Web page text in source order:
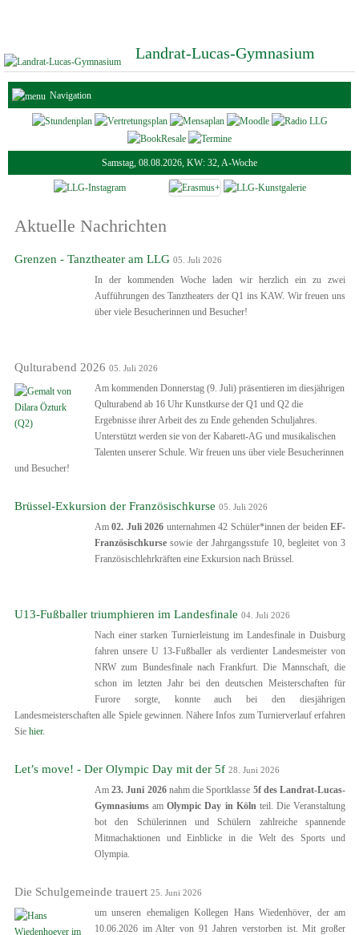
Landrat-Lucas-Gymnasium
Navigation
Samstag, 08.08.2026, KW: 32, A-Woche
Aktuelle Nachrichten
Grenzen - Tanztheater am LLG 05. Juli 2026
In der kommenden Woche laden wir herzlich ein zu zwei
Aufführungen des Tanztheaters der Q1 ins KAW. Wir freuen uns
über viele Besucherinnen und Besucher!
Qulturabend 2026 05. Juli 2026
Am kommenden Donnerstag (9. Juli) präsentieren im diesjährigen
Qulturabend ab 16 Uhr Kunstkurse der Q1 und Q2 die
Ergebnisse ihrer Arbeit des zu Ende gehenden Schuljahres.
Unterstützt werden sie von der Kabarett-AG und musikalischen
Talenten unserer Schule. Wir freuen uns über viele Besucherinnen
und Besucher!
Brüssel-Exkursion der Französischkurse 05. Juli 2026
Am02. Juli 2026 unternahmen 42 Schüler*innen der beidenEF-
Französischkurse sowie der Jahrgangsstufe 10, begleitet von 3
Französischlehrkräften eine Exkursion nach Brüssel.
U13-Fußballer triumphieren im Landesfinale 04. Juli 2026
Nach einer starken Turnierleistung im Landesfinale in Duisburg
fahren unsere U 13-Fußballer als verdienter Landesmeister von
NRW zum Bundesfinale nach Frankfurt. Die Mannschaft, die
schon im letzten Jahr bei den deutschen Meisterschaften für
Furore sorgte, konnte auch bei den diesjährigen
Landesmeisterschaften alle Spiele gewinnen. Nähere Infos zum Turnierverlauf erfahren
Sie hier.
Let’s move! - Der Olympic Day mit der 5f 28. Juni 2026
Am23.Juni 2026nahm die Sportklasse 5f des Landrat-Lucas-
Gymnasiums amOlympic Day in Köln teil. Die Veranstaltung
bot den Schülerinnen und Schülern zahlreiche spannende
Mitmachaktionen und Einblicke in die Welt des Sports und
Olympia.
Die Schulgemeinde trauert 25. Juni 2026
um unseren ehemaligen Kollegen Hans Wiedenhöver, der am
10.06.2026 im Alter von 91 Jahren verstorben ist. Mit großer